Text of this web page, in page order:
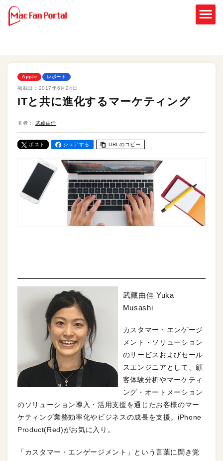
Apple レポート
掲載日： 2017年6月24日
ITと共に進化するマーケティング
著者： 武藏由佳
ポスト シェアする URLのコピー
武藏由佳 Yuka
Musashi
カスタマー・エンゲージ
メント・ソリューション
のサービスおよびセール
スエンジニアとして、顧
客体験分析やマーケティ
ング・オートメーション
のソリューション導入・活用支援を通じたお客様のマー
ケティング業務効率化やビジネスの成長を支援。iPhone
Product(Red)がお気に入り。
「カスタマー・エンゲージメント」という言葉に聞き覚